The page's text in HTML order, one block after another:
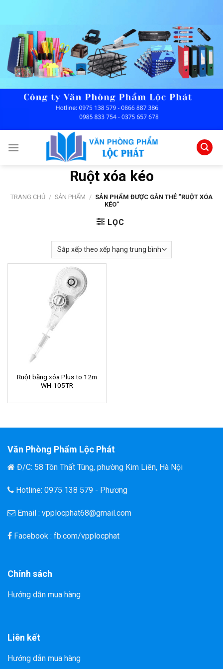
content
Ruột xóa kéo
TRANG CHỦ / SẢN PHẨM / SẢN PHẨM ĐƯỢC GẮN THẺ “RUỘT XÓA
KÉO”
LỌC
Ruột băng xóa Plus to 12m
WH-105TR
Văn Phòng Phẩm Lộc Phát
Đ/C: 58 Tôn Thất Tùng, phường Kim Liên, Hà Nội
Hotline: 0975 138 579 - Phương
Email : vpplocphat68@gmail.com
Facebook : fb.com/vpplocphat
Chính sách
Hướng dẫn mua hàng
Liên kết
Hướng dẫn mua hàng